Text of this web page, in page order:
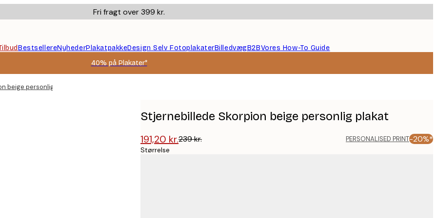
Fri fragt over 399 kr.
BestsellereNyhederPlakatpakkeDesign Selv FotoplakaterBilledvægB2BVores How-To Guide
40% på Plakater*
beige personlig plakat
Stjernebillede Skorpion beige personlig plakat
191,20 kr.239 kr. PERSONALISED PRINT-20%*
Størrelse